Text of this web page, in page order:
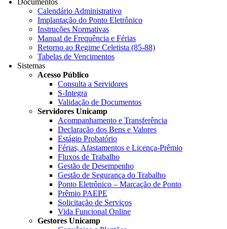
Documentos
Calendário Administrativo
Implantação do Ponto Eletrônico
Instruções Normativas
Manual de Frequência e Férias
Retorno ao Regime Celetista (85-88)
Tabelas de Vencimentos
Sistemas
Acesso Público
Consulta a Servidores
S-Integra
Validação de Documentos
Servidores Unicamp
Acompanhamento e Transferência
Declaração dos Bens e Valores
Estágio Probatório
Férias, Afastamentos e Licença-Prêmio
Fluxos de Trabalho
Gestão de Desempenho
Gestão de Segurança do Trabalho
Ponto Eletrônico – Marcação de Ponto
Prêmio PAEPE
Solicitação de Serviços
Vida Funcional Online
Gestores Unicamp